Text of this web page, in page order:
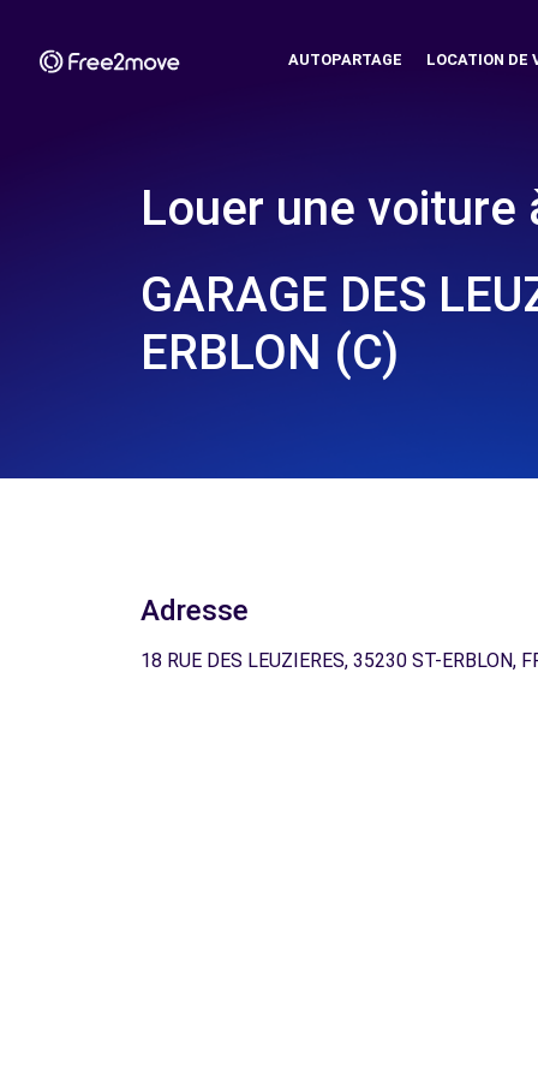
AUTOPARTAGE LOCATION DE
Louer une voiture
GARAGE DES
ERBLON (C)
Adresse
18 RUE DES LEUZIERES, 35230 ST-ERBLON,